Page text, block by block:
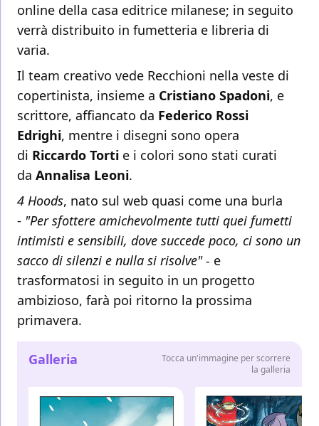
online della casa editrice milanese; in seguito
verrà distribuito in fumetteria e libreria di
varia.
Il team creativo vede Recchioni nella veste di
copertinista, insieme a Cristiano Spadoni, e
scrittore, affiancato da Federico Rossi
Edrighi, mentre i disegni sono opera
di Riccardo Torti e i colori sono stati curati
da Annalisa Leoni.
4 Hoods, nato sul web quasi come una burla
- "Per sfottere amichevolmente tutti quei fumetti
intimisti e sensibili, dove succede poco, ci sono un
sacco di silenzi e nulla si risolve" - e
trasformatosi in seguito in un progetto
ambizioso, farà poi ritorno la prossima
primavera.
Galleria
Tocca un'immagine per scorrere
la galleria